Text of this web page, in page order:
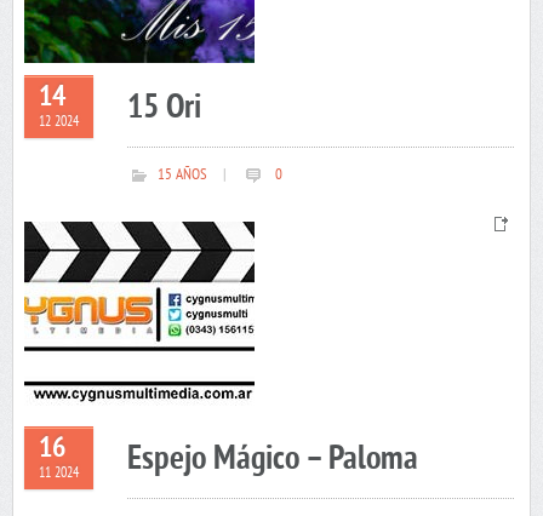
14
12 2024 15 Ori
15 AÑOS 0
16
11 2024 Espejo Mágico – Paloma